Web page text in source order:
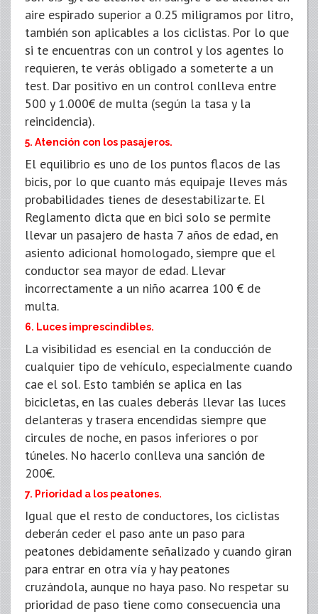
aire espirado superior a 0.25 miligramos por litro,
también son aplicables a los ciclistas. Por lo que
si te encuentras con un control y los agentes lo
requieren, te verás obligado a someterte a un
test. Dar positivo en un control conlleva entre
500 y 1.000€ de multa (según la tasa y la
reincidencia).
5. Atención con los pasajeros.
El equilibrio es uno de los puntos flacos de las
bicis, por lo que cuanto más equipaje lleves más
probabilidades tienes de desestabilizarte. El
Reglamento dicta que en bici solo se permite
llevar un pasajero de hasta 7 años de edad, en
asiento adicional homologado, siempre que el
conductor sea mayor de edad. Llevar
incorrectamente a un niño acarrea 100 € de
multa.
6. Luces imprescindibles.
La visibilidad es esencial en la conducción de
cualquier tipo de vehículo, especialmente cuando
cae el sol. Esto también se aplica en las
bicicletas, en las cuales deberás llevar las luces
delanteras y trasera encendidas siempre que
circules de noche, en pasos inferiores o por
túneles. No hacerlo conlleva una sanción de
200€.
7. Prioridad a los peatones.
Igual que el resto de conductores, los ciclistas
deberán ceder el paso ante un paso para
peatones debidamente señalizado y cuando giran
para entrar en otra vía y hay peatones
cruzándola, aunque no haya paso. No respetar su
prioridad de paso tiene como consecuencia una